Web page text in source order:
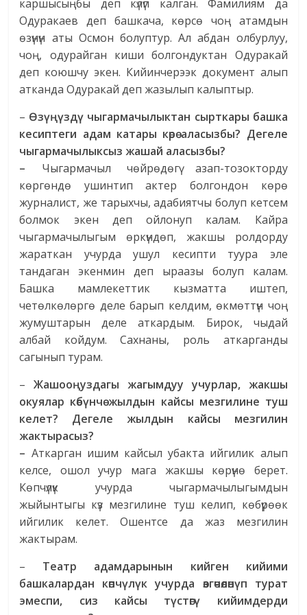
каршысыңбы деп күлүп калган. Фамилиям да
Одуракаев деп башкача, көрсө чоң атамдын
өзүнүн аты Осмон болуптур. Ал абдан олбурлуу,
чоң, одурайган киши болгондуктан Одуракай
деп коюшчу экен. Кийинчерээк документ алып
атканда Одуракай деп жазылып калыптыр.
– Өзүңүздү чыгармачылыктан сырткары башка
кесиптеги адам катары көрө аласызбы? Дегеле
чыгармачылыксыз жашай аласызбы?
– Чыгармачыл чөйрөдөгү азап-тозокторду
көргөндө ушинтип актер болгондон көрө
журналист, же тарыхчы, адабиятчы болуп кетсем
болмок экен деп ойлонуп калам. Кайра
чыгармачылыгым өркүндөп, жакшы ролдорду
жараткан учурда ушул кесипти туура эле
тандаган экенмин деп ыраазы болуп калам.
Башка мамлекеттик кызматта иштеп,
четөлкөлөргө деле барып келдим, өкмөттүн чоң
жумуштарын деле аткардым. Бирок, чыдай
албай койдум. Сахнаны, роль аткарганды
сагынып турам.
–Жашооңуздагы жагымдуу учурлар, жакшы
окуялар көбүнчө жылдын кайсы мезгилине туш
келет? Дегеле жылдын кайсы мезгилин
жактырасыз?
– Аткарган ишим кайсыл убакта ийгилик алып
келсе, ошол учур мага жакшы көрүнө берет.
Көпчүлүк учурда чыгармачылыгымдын
жыйынтыгы күз мезгилине туш келип, көбүрөөк
ийгилик келет. Ошентсе да жаз мезгилин
жактырам.
– Театр адамдарынын кийген кийими
башкалардан көпчүлүк учурда өзгөчөлөнүп турат
эмеспи, сиз кайсы түстөгү кийимдерди